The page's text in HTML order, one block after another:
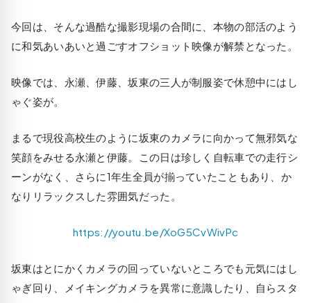
今回は、そんな過酷な撮影現場の合間に、本物の部活のよう
に和気あいあいと過ごすオフショット映像が解禁となった。
映像では、永瀬、伊藤、坂東の三人が制服姿で休憩中にはし
ゃぐ姿が。
まるで現役高校生のように坂東のカメラに向かって無邪気な
笑顔をみせる永瀬と伊藤。この日は珍しく自転車での走行シ
ーンがなく、さらに1年生全員が揃っていたこともあり、か
なりリラックスした雰囲気だった。
https://youtu.be/XoG5CvWivPc
坂東はとにかくカメラの回っていないところでも元気にはし
ゃぎ回り、メイキングカメラを異常に意識したり、自らスタ